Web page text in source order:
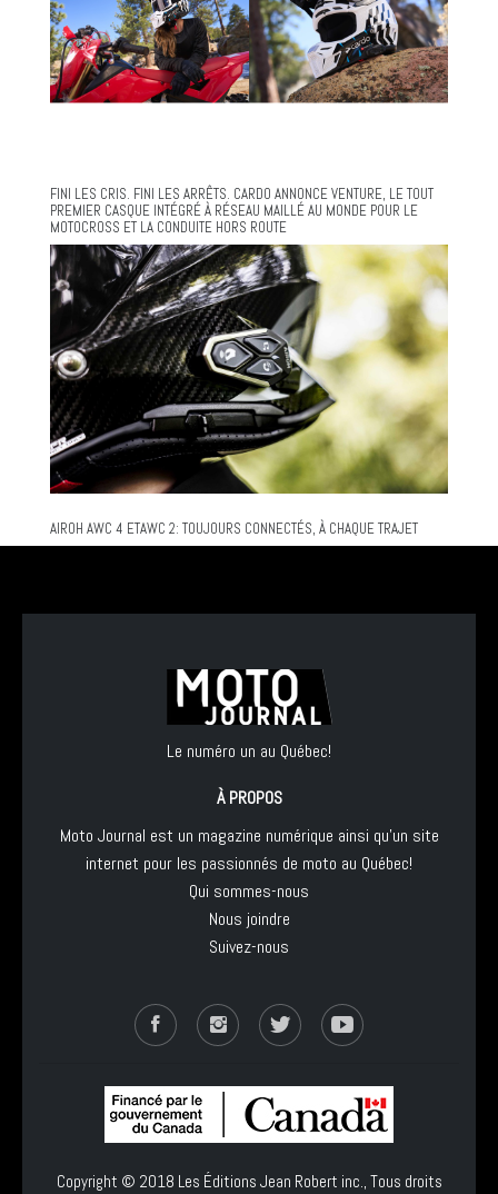
FINI LES CRIS. FINI LES ARRÊTS. CARDO ANNONCE VENTURE, LE TOUT
PREMIER CASQUE INTÉGRÉ À RÉSEAU MAILLÉ AU MONDE POUR LE
MOTOCROSS ET LA CONDUITE HORS ROUTE
AIROH AWC 4 ETAWC 2: TOUJOURS CONNECTÉS, À CHAQUE TRAJET
Le numéro un au Québec!
À PROPOS
Moto Journal est un magazine numérique ainsi qu'un site
internet pour les passionnés de moto au Québec!
Qui sommes-nous
Nous joindre
Suivez-nous
Copyright © 2018 Les Éditions Jean Robert inc., Tous droits